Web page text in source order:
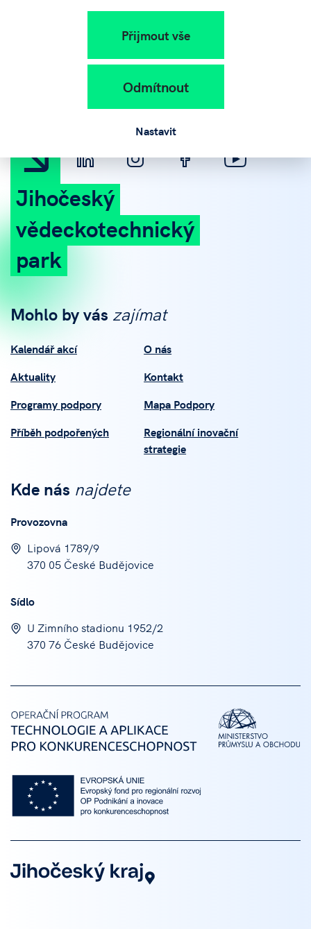
Přijmout vše
Odmítnout
Nastavit
Jihočeský
vědeckotechnický
park
Mohlo by vás zajímat
Kalendář akcí
Aktuality
Programy podpory
Příběh podpořených
O nás
Kontakt
Mapa Podpory
Regionální inovační
strategie
Kde nás najdete
Provozovna
Lipová 1789/9
370 05 České Budějovice
Sídlo
U Zimního stadionu 1952/2
370 76 České Budějovice